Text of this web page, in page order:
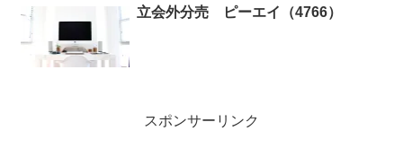
立会外分売 ピーエイ（4766）
スポンサーリンク